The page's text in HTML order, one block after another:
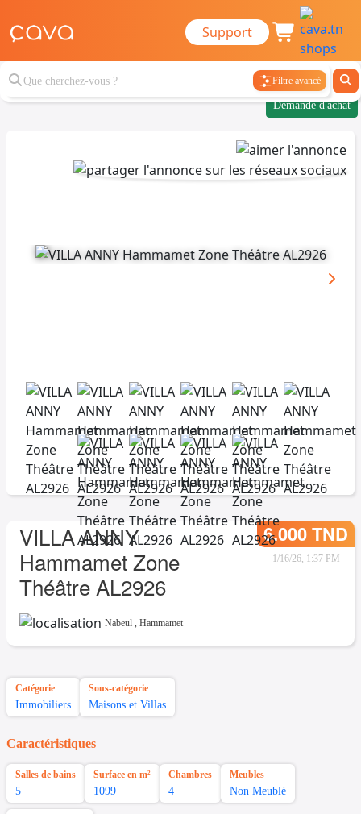
Support
Filtre avancé
Demande d'achat
VILLA ANNY
Hammamet Zone
Théâtre AL2926
6.000 TND
1/16/26, 1:37 PM
Nabeul , Hammamet
Catégorie
Immobiliers
Sous-catégorie
Maisons et Villas
Caractéristiques
Salles de bains
5
Surface en m²
1099
Chambres
4
Meubles
Non Meublé